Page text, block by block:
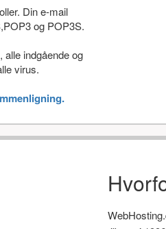
Din e-mail
og POP3S.
indgående og
virus.